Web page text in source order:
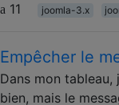
11
joomla-3.x
Empêcher le
Dans mon
bien, mais le